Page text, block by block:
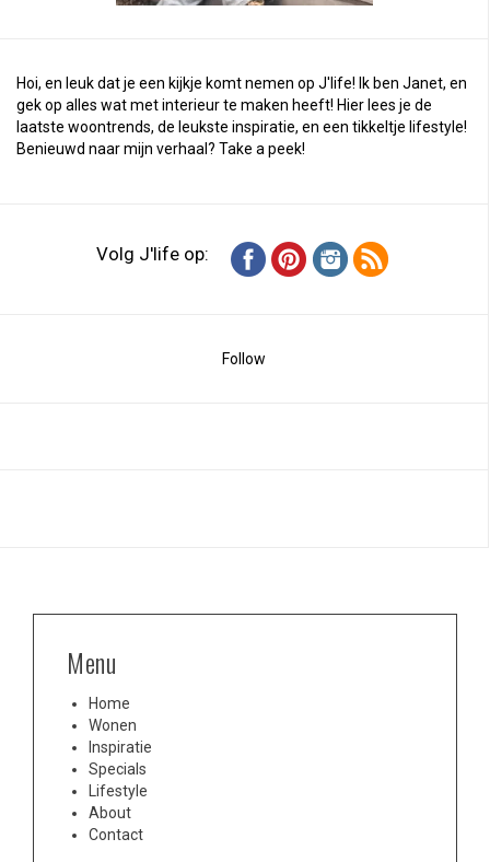
Hoi, en leuk dat je een kijkje komt nemen op J'life! Ik ben Janet, en
gek op alles wat met interieur te maken heeft! Hier lees je de
laatste woontrends, de leukste inspiratie, en een tikkeltje lifestyle!
Benieuwd naar mijn verhaal? Take a peek!
Volg J'life op:
Follow
Menu
Home
Wonen
Inspiratie
Specials
Lifestyle
About
Contact